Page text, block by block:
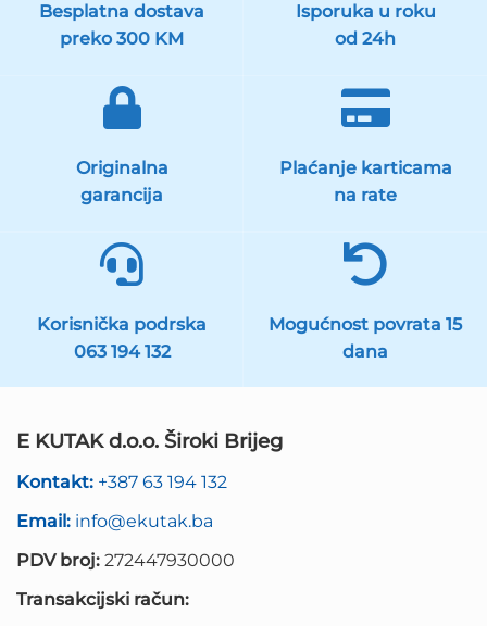
Besplatna dostava
preko 300 KM
Isporuka u roku
od 24h
Originalna
garancija
Plaćanje karticama
na rate
Korisnička podrska
063 194 132
Mogućnost povrata 15
dana
E KUTAK d.o.o. Široki Brijeg
Kontakt: +387 63 194 132
Email: info@ekutak.ba
PDV broj: 272447930000
Transakcijski račun: